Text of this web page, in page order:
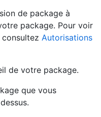
de package à
package. Pour voir
Autorisations
de votre package.
que vous